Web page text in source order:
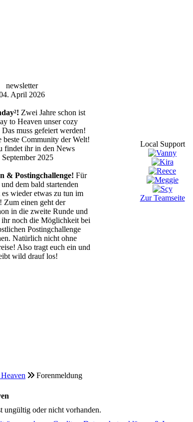
newsletter
April 2026
Zwei Jahre schon ist
to Heaven unser cozy
muss gefeiert werden!
Community der Welt!
findet ihr in den News
September 2025
& Postingchallenge! Für
dem bald startenden
wieder etwas zu tun im
Zum einen geht der
in die zweite Runde und
ihr noch die Möglichkeit bei
Postingchallenge
Natürlich nicht ohne
Also tragt euch ein und
wild drauf los!
Local Support
Zur Teamseite
Forenmeldung
ungültig oder nicht vorhanden.